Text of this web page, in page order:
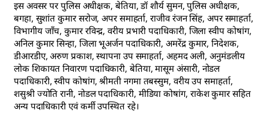
इस अवसर पर पुलिस अधीक्षक, बेतिया, डॉ शौर्य सुमन, पुलिस अधीक्षक,
बगहा, सुशांत कुमार सरोज, अपर समाहर्ता, राजीव रंजन सिंह, अपर समाहर्ता,
विभागीय जाँच, कुमार रविन्द्र, वरीय प्रभारी पदाधिकारी, जिला स्वीप कोषांग,
अनिल कुमार सिन्हा, जिला भूअर्जन पदाधिकारी, अमरेंद्र कुमार, निदेशक,
डीआरडीए, अरुण प्रकाश, स्थापना उप समाहर्ता, अहमद अली, अनुमंडलीय
लोक शिकायत निवारण पदाधिकारी, बेतिया, मासूम अंसारी, नोडल
पदाधिकारी, स्वीप कोषांग, श्रीमती नगमा तबस्सुम, वरीय उप समाहर्ता,
शसुश्री ज्योति रानी, नोडल पदाधिकारी, मीडिया कोषांग, राकेश कुमार सहित
अन्य पदाधिकारी एवं कर्मी उपस्थित रहे।